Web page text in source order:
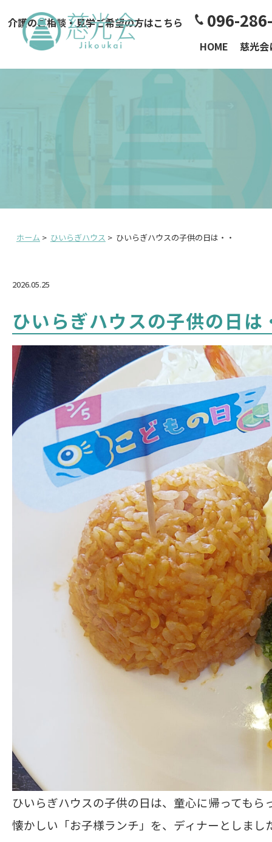
介護のご相談・見学ご希望の方はこちら 096-
HOME 慈光会
ホーム > ひいらぎハウス > ひいらぎハウスの子供の日は・・
2026.05.25
ひいらぎハウスの子供の日は
ひいらぎハウスの子供の日は、童心に帰ってもら
懐かしい「お子様ランチ」を、ディナーとしまし